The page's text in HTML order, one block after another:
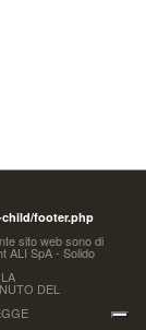
footer.php
sito web sono di
ALI SpA - Solido
DEL